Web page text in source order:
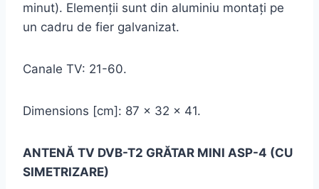
minut). Elemenţii sunt din aluminiu montaţi pe
un cadru de fier galvanizat.
Canale TV: 21-60.
Dimensions [cm]: 87 x 32 x 41.
ANTENĂ TV DVB-T2 GRĂTAR MINI ASP-4 (CU
SIMETRIZARE)